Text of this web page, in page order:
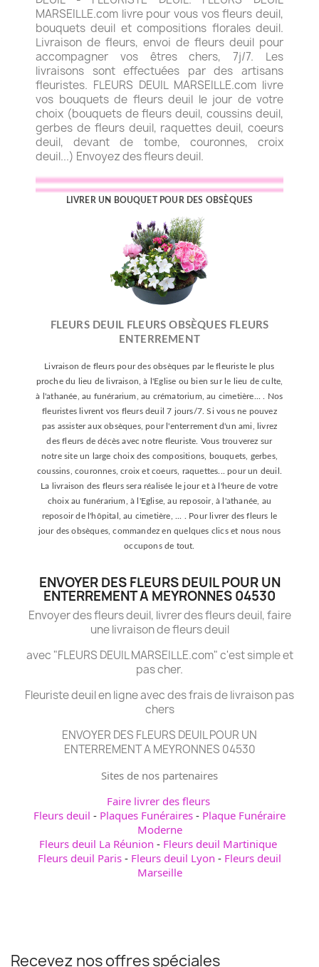
MARSEILLE.com livre pour vous vos fleurs deuil,
bouquets deuil et compositions florales deuil.
Livraison de fleurs, envoi de fleurs deuil pour
accompagner vos êtres chers, 7j/7. Les
livraisons sont effectuées par des artisans
fleuristes. FLEURS DEUIL MARSEILLE.com livre
vos bouquets de fleurs deuil le jour de votre
choix (bouquets de fleurs deuil, coussins deuil,
gerbes de fleurs deuil, raquettes deuil, coeurs
deuil, devant de tombe, couronnes, croix
deuil...) Envoyez des fleurs deuil.
LIVRER UN BOUQUET POUR DES OBSÈQUES
FLEURS DEUIL FLEURS OBSÈQUES FLEURS
ENTERREMENT
Livraison de fleurs pour des obsèques par le fleuriste le plus
proche du lieu de livraison, à l'Eglise ou bien sur le lieu de culte,
à l'athanée, au funérarium, au crématorium, au cimetière... . Nos
fleuristes livrent vos fleurs deuil 7 jours/7. Si vous ne pouvez
pas assister aux obsèques, pour l'enterrement d'un ami, livrez
des fleurs de décès avec notre fleuriste. Vous trouverez sur
notre site un large choix des compositions, bouquets, gerbes,
coussins, couronnes, croix et coeurs, raquettes... pour un deuil.
La livraison des fleurs sera réalisée le jour et à l'heure de votre
choix au funérarium, à l'Eglise, au reposoir, à l'athanée, au
reposoir de l'hôpital, au cimetière, ... . Pour livrer des fleurs le
jour des obsèques, commandez en quelques clics et nous nous
occupons de tout.
ENVOYER DES FLEURS DEUIL POUR UN
ENTERREMENT A MEYRONNES 04530
Envoyer des fleurs deuil, livrer des fleurs deuil, faire
une livraison de fleurs deuil
avec "FLEURS DEUIL MARSEILLE.com" c'est simple et
pas cher.
Fleuriste deuil en ligne avec des frais de livraison pas
chers
ENVOYER DES FLEURS DEUIL POUR UN
ENTERREMENT A MEYRONNES 04530
Sites de nos partenaires
Faire livrer des fleurs
Fleurs deuil - Plaques Funéraires - Plaque Funéraire
Moderne
Fleurs deuil La Réunion - Fleurs deuil Martinique
Fleurs deuil Paris - Fleurs deuil Lyon - Fleurs deuil
Marseille
Recevez nos offres spéciales